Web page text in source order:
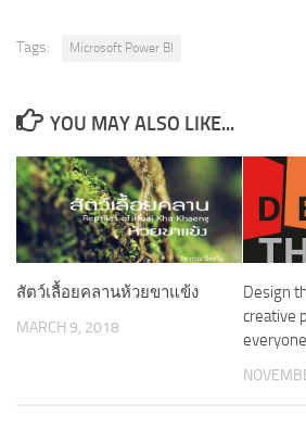
Tags: Microsoft Power BI
YOU MAY ALSO LIKE...
สัตว์เลื้อยคลานห้วยขาแข้ง
MARCH 9, 2018
Design
creative
everyone